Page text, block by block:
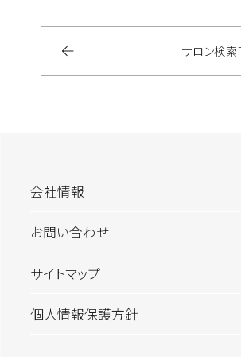
サロン検索
会社情報
お問い合わせ
サイトマップ
個人情報保護方針